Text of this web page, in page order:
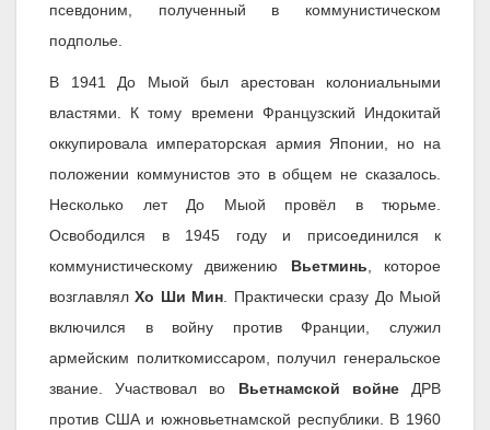
псевдоним, полученный в коммунистическом
подполье.
В 1941 До Мыой был арестован колониальными
властями. К тому времени Французский Индокитай
оккупировала императорская армия Японии, но на
положении коммунистов это в общем не сказалось.
Несколько лет До Мыой провёл в тюрьме.
Освободился в 1945 году и присоединился к
коммунистическому движению Вьетминь , которое
возглавлялХо Ши Мин . Практически сразу До Мыой
включился в войну против Франции, служил
армейским политкомиссаром, получил генеральское
звание. Участвовал во Вьетнамской войнеДРВ
против США и южновьетнамской республики. В 1960